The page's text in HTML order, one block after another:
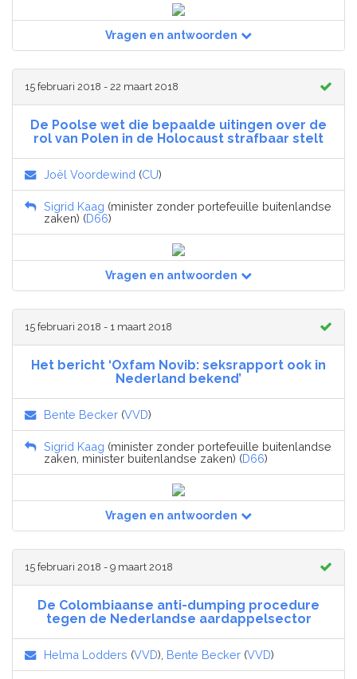
Vragen en antwoorden
15 februari 2018 - 22 maart 2018
De Poolse wet die bepaalde uitingen over de
rol van Polen in de Holocaust strafbaar stelt
Joël Voordewind (CU)
Sigrid Kaag (minister zonder portefeuille buitenlandse
zaken) (D66)
Vragen en antwoorden
15 februari 2018 - 1 maart 2018
Het bericht ‘Oxfam Novib: seksrapport ook in
Nederland bekend’
Bente Becker (VVD)
Sigrid Kaag (minister zonder portefeuille buitenlandse
zaken, minister buitenlandse zaken) (D66)
Vragen en antwoorden
15 februari 2018 - 9 maart 2018
De Colombiaanse anti-dumping procedure
tegen de Nederlandse aardappelsector
Helma Lodders (VVD), Bente Becker (VVD)